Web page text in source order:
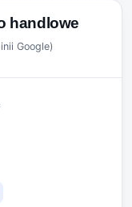
handlowe
Google)